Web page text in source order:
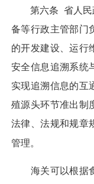
第六条 省人
备等行政主管部门
的开发建设、运行
安全信息追溯系统
实现追溯信息的互
殖源头环节准出制
法律、法规和规章
管理。
海关可以根据食